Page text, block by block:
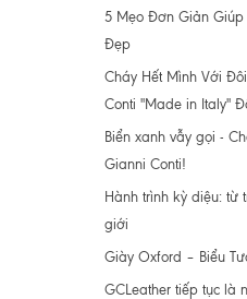
5 Mẹo Đơn Giản Giúp
Đẹp
Cháy Hết Mình Với
Conti "Made in Italy"
Biển xanh vẫy gọi -
Gianni Conti!
Hành trình kỳ diệu: từ
giới
Giày Oxford – Biểu
GCLeather tiếp tục là